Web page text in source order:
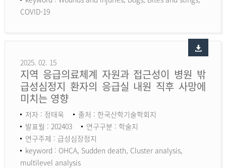
COVID-19
2025. 02. 15
지역 응급의료체계 자원과 접근성이 병원 밖
급성심정지 환자의 응급실 내원 직후 사망에
미치는 영향
저자 : 정태욱
출처 : 한국산학기술학회지
발표월 : 202403
연구구분 : 학술지
연구주제 : 급성심장정지
keyword : OHCA, Sudden death, Cluster analysis,
multilevel analysis